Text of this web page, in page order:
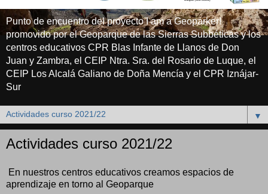
Punto de encuentro del proyecto I am a Geoparker!
promovido por el Geoparque de las Sierras Subbéticas y los
centros educativos CPR Blas Infante de Llanos de Don
Juan y Zambra, el CEIP Ntra. Sra. del Rosario de Luque, el
CEIP Los Alcalá Galiano de Doña Mencía y el CPR Iznájar-
Sur
▼
Actividades curso 2021/22
En nuestros centros educativos creamos espacios de
aprendizaje en torno al Geoparque